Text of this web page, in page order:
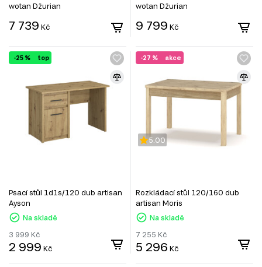
wotan Džurian
7 739 Kč
wotan Džurian
9 799 Kč
top
-25 %
Psací stůl 1d1s/120 dub artisan
Ayson
Na skladě
3 999 Kč
2 999 Kč
akce
-27 %
5.00
Rozkládací stůl 120/160 dub
artisan Moris
Na skladě
7 255 Kč
5 296 Kč